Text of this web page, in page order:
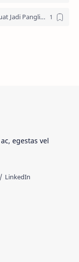
Calon Kuat Jadi Panglima TNI
egestas vel